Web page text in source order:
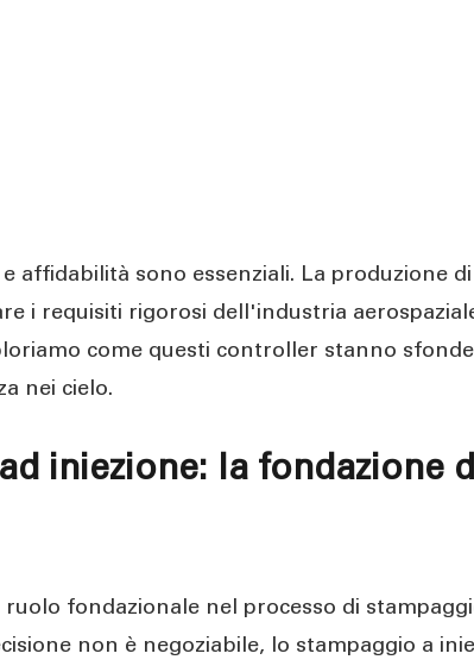
affidabilità sono essenziali. La produzione
i requisiti rigorosi dell'industria
come questi controller stanno
nei cielo.
iniezione: la fondazione
fondazionale nel processo di
non è negoziabile, lo stampaggio a